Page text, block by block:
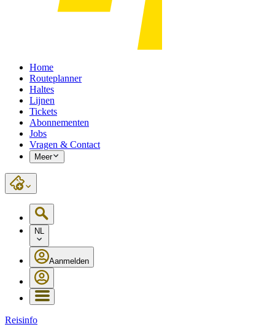
Home
Routeplanner
Haltes
Lijnen
Tickets
Abonnementen
Jobs
Vragen & Contact
Meer
NL
Aanmelden
Reisinfo